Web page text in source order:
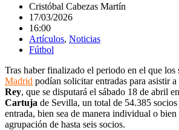
Cristóbal Cabezas Martín
17/03/2026
16:00
Artículos, Noticias
Fútbol
Tras haber finalizado el periodo en el que los
Madrid podían solicitar entradas para asistir
Rey, que se disputará el sábado 18 de abril
Cartuja de Sevilla, un total de 54.385
entrada, bien sea de manera individual o
agrupación de hasta seis socios.